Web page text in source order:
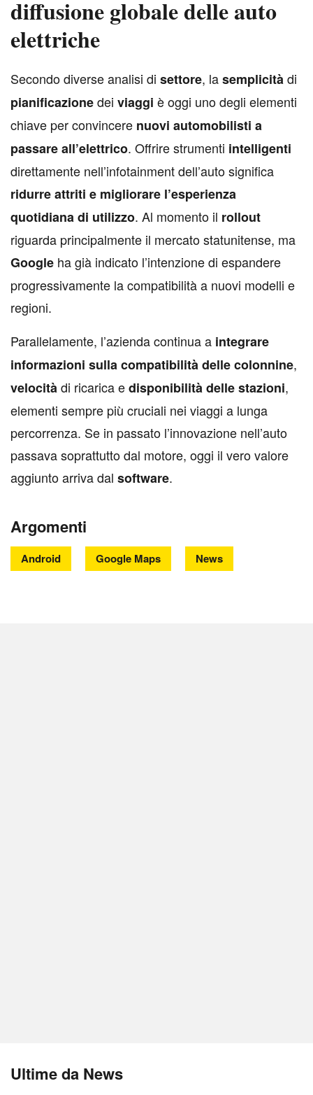
diffusione globale delle auto
elettriche
Secondo diverse analisi di settore, lasemplicitàdi
pianificazionedei viaggi è oggi uno degli elementi
chiave per convincere nuovi automobilisti a
passare all’elettrico. Offrire strumenti intelligenti
direttamente nell’infotainment dell’auto significa
ridurre attriti e migliorare l’esperienza
quotidiana di utilizzo. Al momento il rollout
riguarda principalmente il mercato statunitense, ma
Google ha già indicato l’intenzione di espandere
progressivamente la compatibilità a nuovi modelli e
regioni.
Parallelamente, l’azienda continua a integrare
informazioni sulla compatibilità delle colonnine,
velocitàdi ricarica edisponibilità delle stazioni,
elementi sempre più cruciali nei viaggi a lunga
percorrenza. Se in passato l’innovazione nell’auto
passava soprattutto dal motore, oggi il vero valore
aggiunto arriva dal software.
Argomenti
Android Google Maps News
Ultime da News